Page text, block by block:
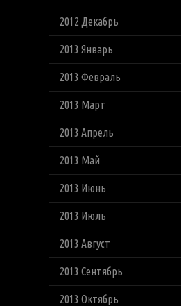
2012 Декабрь
2013 Январь
2013 Февраль
2013 Март
2013 Апрель
2013 Май
2013 Июнь
2013 Июль
2013 Август
2013 Сентябрь
2013 Октябрь